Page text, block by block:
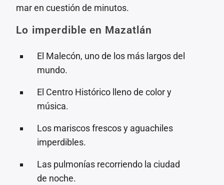
mar en cuestión de minutos.
Lo imperdible en Mazatlán
El Malecón, uno de los más largos del
mundo.
El Centro Histórico lleno de color y
música.
Los mariscos frescos y aguachiles
imperdibles.
Las pulmonías recorriendo la ciudad
de noche.